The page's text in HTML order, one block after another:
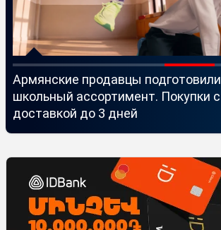
Армянские продавцы подготовили
школьный ассортимент. Покупки с
доставкой до 3 дней